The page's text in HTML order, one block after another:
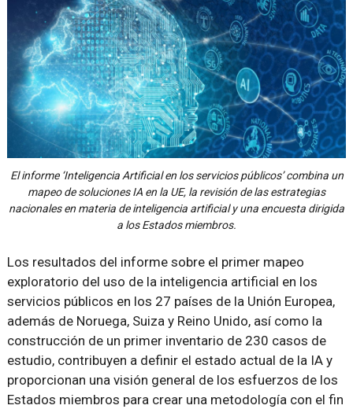
El informe ‘Inteligencia Artificial en los servicios públicos’ combina un
mapeo de soluciones IA en la UE, la revisión de las estrategias
nacionales en materia de inteligencia artificial y una encuesta dirigida
a los Estados miembros.
Los resultados del informe sobre el primer mapeo
exploratorio del uso de la inteligencia artificial en los
servicios públicos en los 27 países de la Unión Europea,
además de Noruega, Suiza y Reino Unido, así como la
construcción de un primer inventario de 230 casos de
estudio, contribuyen a definir el estado actual de la IA y
proporcionan una visión general de los esfuerzos de los
Estados miembros para crear una metodología con el fin